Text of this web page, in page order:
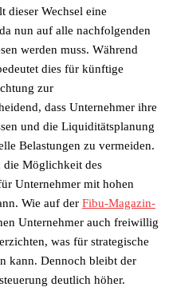
dieser Wechsel eine
nun auf alle nachfolgenden
werden muss. Während
dies für künftige
zur
dass Unternehmer ihre
und die Liquiditätsplanung
Belastungen zu vermeiden.
die Möglichkeit des
Unternehmer mit hohen
Wie auf der Fibu-Magazin-
Unternehmer auch freiwillig
was für strategische
kann. Dennoch bleibt der
deutlich höher.